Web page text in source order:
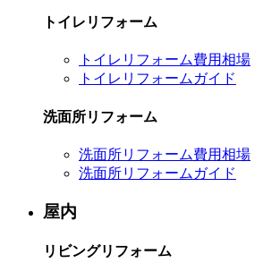
トイレリフォーム
トイレリフォーム費用相場
トイレリフォームガイド
洗面所リフォーム
洗面所リフォーム費用相場
洗面所リフォームガイド
屋内
リビングリフォーム